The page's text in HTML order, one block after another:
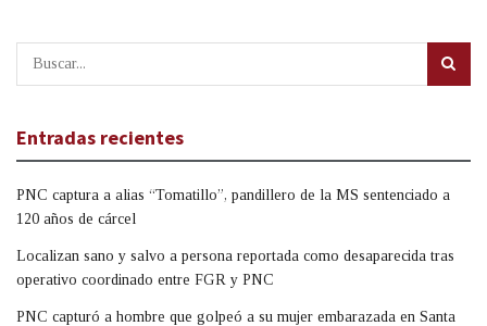
Entradas recientes
PNC captura a alias “Tomatillo”, pandillero de la MS sentenciado a
120 años de cárcel
Localizan sano y salvo a persona reportada como desaparecida tras
operativo coordinado entre FGR y PNC
PNC capturó a hombre que golpeó a su mujer embarazada en Santa